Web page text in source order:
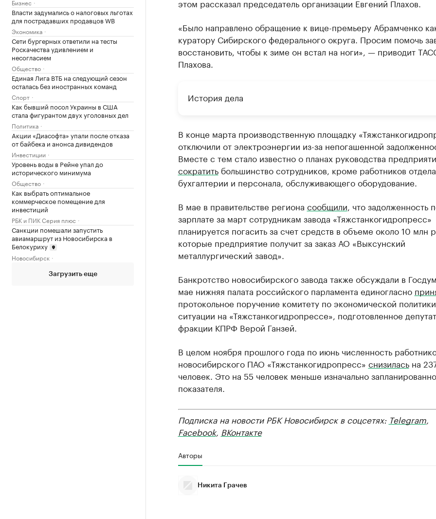
Бизнес
Власти задумались о налоговых льготах
для пострадавших продавцов WB
Экономика
Сети бургерных ответили на тесты
Роскачества удивлением и
несогласием
Общество
Единая Лига ВТБ на следующий сезон
осталась без иностранных команд
Спорт
Как бывший посол Украины в США
стала фигурантом двух уголовных дел
Политика
Акции «Диасофта» упали после отказа
от байбека и анонса дивидендов
Инвестиции
Уровень воды в Рейне упал до
исторического минимума
Общество
Как выбрать оптимальное
коммерческое помещение для
инвестиций
РБК и ПИК Серия плюс
Санкции помешали запустить
авиамаршрут из Новосибирска в
Белокуриху
Новосибирск
Загрузить еще
этом рассказал председатель организации Евгений Плахов.
«Было направлено обращение к вице-премьеру Абрамченко
куратору Сибирского федерального округа. Просим помочь
восстановить, чтобы к зиме он встал на ноги», — приводит
Плахова.
История дела
В конце марта производственную площадку
отключили от электроэнергии из-за непогашенной
Вместе с тем стало известно о планах руководства
сократитьбольшинство сотрудников, кроме работников
бухгалтерии и персонала, обслуживающего оборудование.
В мае в правительстве региона сообщили, что задолженность
зарплате за март сотрудникам завода «Тяжстанкогидропресс»
планируется погасить за счет средств в объеме около 10 млн
которые предприятие получит за заказ АО «Выксунский
металлургический завод».
Банкротство новосибирского завода также обсуждали в
мае нижняя палата российского парламента единогласно
протокольное поручение комитету по экономической
ситуации на «Тяжстанкогидропрессе», подготовленное
фракции КПРФ Верой Ганзей.
В целом ноября прошлого года по июнь численность
новосибирского ПАО «Тяжстанкогидропресс» снизиласьна
человек. Это на 55 человек меньше изначально
показателя.
Подписка на новости РБК Новосибирск в соцсетях: Telegram,
Facebook, ВКонтакте
Авторы
Никита Грачев